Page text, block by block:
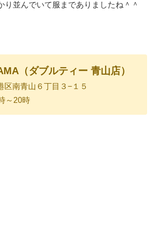
り並んでいて服までありましたね＾＾
（ダブルティー 青山店）
区南青山６丁目３−１５
～20時